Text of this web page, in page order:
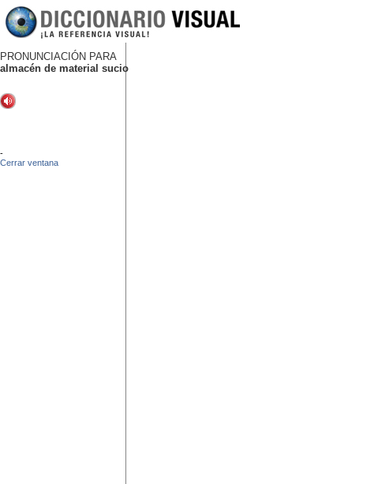
PRONUNCIACIÓN PARA
almacén de material sucio
-
Cerrar ventana